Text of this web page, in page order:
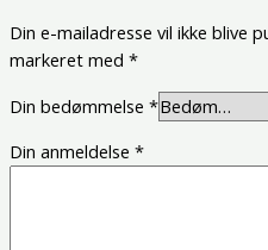
Din e-mailadresse vil ikke blive
markeret med *
Din bedømmelse *
Din anmeldelse *